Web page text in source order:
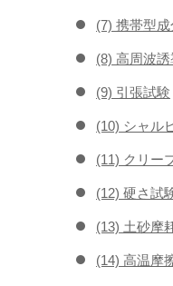
(7) 携帯型
(8) 高周波
(9) 引張試験
(10) シャル
(11) クリー
(12) 硬さ試
(13) 土砂摩
(14) 高温摩